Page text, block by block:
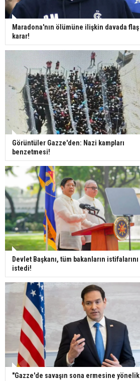
Maradona'nın ölümüne ilişkin davada flaş
karar!
Görüntüler Gazze'den: Nazi kampları
benzetmesi!
Devlet Başkanı, tüm bakanların istifalarını
istedi!
"Gazze'de savaşın sona ermesine yönelik